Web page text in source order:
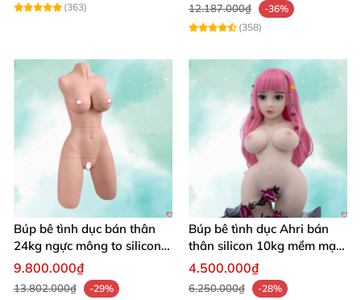
(363) 12.187.000₫
-36%
(358)
Búp bê tình dục bán thân
24kg ngực mông to silicon y
tế siêu thật
9.800.000₫
13.802.000₫
-29%
Búp bê tình dục Ahri bán
thân silicon 10kg mềm mại
giá rẻ
4.500.000₫
6.250.000₫
-28%